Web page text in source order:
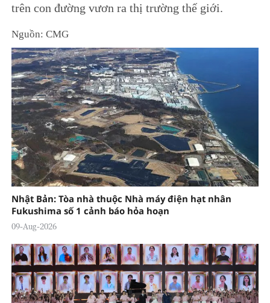
trên con đường vươn ra thị trường thế giới.
Nguồn: CMG
Nhật Bản: Tòa nhà thuộc Nhà máy điện hạt nhân
Fukushima số 1 cảnh báo hỏa hoạn
09-Aug-2026